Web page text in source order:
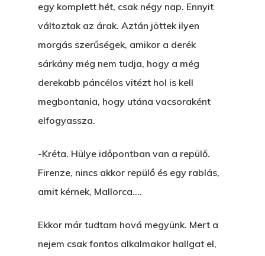
egy komplett hét, csak négy nap. Ennyit
változtak az árak. Aztán jöttek ilyen
morgás szerűségek, amikor a derék
sárkány még nem tudja, hogy a még
derekabb páncélos vitézt hol is kell
megbontania, hogy utána vacsoraként
elfogyassza.
-Kréta. Hülye időpontban van a repülő.
Firenze, nincs akkor repülő és egy rablás,
amit kérnek, Mallorca….
Ekkor már tudtam hová megyünk. Mert a
nejem csak fontos alkalmakor hallgat el,